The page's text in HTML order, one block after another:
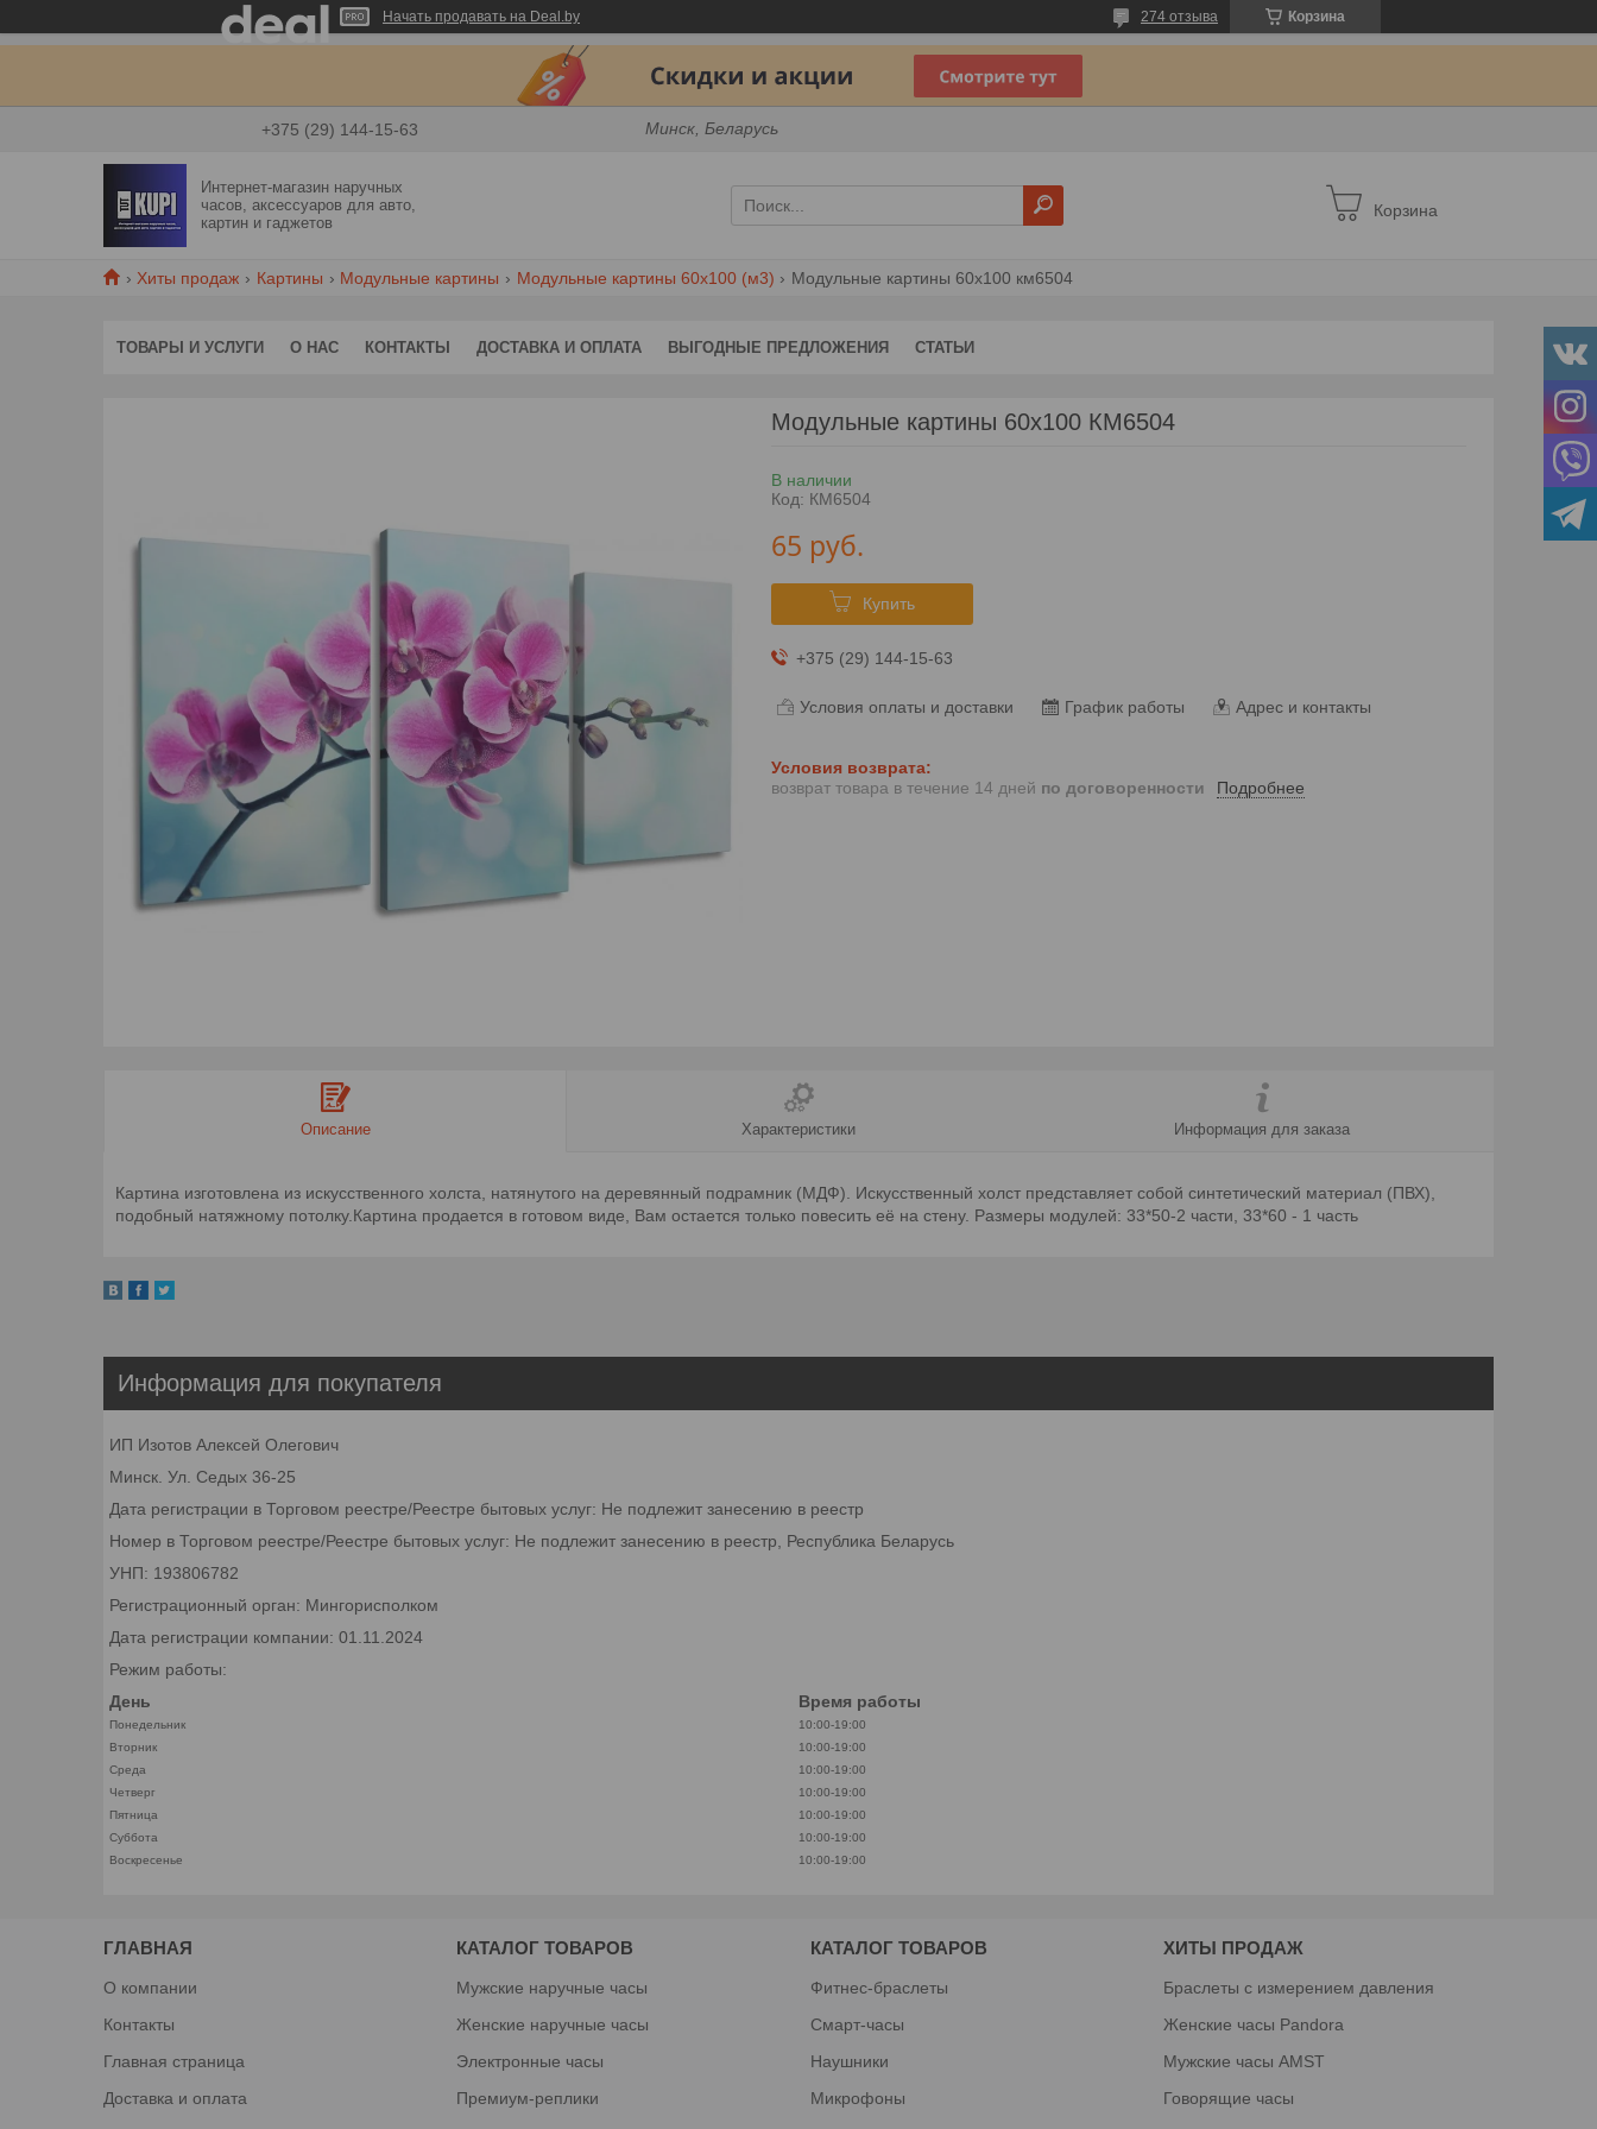
Начать продавать на Deal.by Корзина
274 отзыва
+375 (29) 144-15-63 Минск, Беларусь
Интернет-магазин наручных
часов, аксессуаров для авто,
картин и гаджетов
Корзина
Хиты продаж Картины Модульные картины Модульные картины 60x100 (м3) Модульные картины 60x100 км6504
ТОВАРЫ И УСЛУГИ О НАС КОНТАКТЫ ДОСТАВКА И ОПЛАТА ВЫГОДНЫЕ ПРЕДЛОЖЕНИЯ СТАТЬИ
Модульные картины 60x100 КМ6504
В наличии
Код: КМ6504
65 руб.
Купить
+375 (29) 144-15-63
Условия оплаты и доставки График работы Адрес и контакты
возврат товара в течение 14 дней по договоренности Подробнее
Описание Характеристики Информация для заказа
Картина изготовлена из искусственного холста, натянутого на деревянный подрамник (МДФ). Искусственный холст представляет собой синтетический материал (ПВХ),
подобный натяжному потолку.Картина продается в готовом виде, Вам остается только повесить её на стену. Размеры модулей: 33*50-2 части, 33*60 - 1 часть
Информация для покупателя
ИП Изотов Алексей Олегович
Минск. Ул. Седых 36-25
Дата регистрации в Торговом реестре/Реестре бытовых услуг: Не подлежит занесению в реестр
Номер в Торговом реестре/Реестре бытовых услуг: Не подлежит занесению в реестр, Республика Беларусь
УНП: 193806782
Регистрационный орган: Мингорисполком
Дата регистрации компании: 01.11.2024
Режим работы:
День
Время работы
Понедельник
10:00-19:00
Вторник
10:00-19:00
Среда
10:00-19:00
Четверг
10:00-19:00
Пятница
10:00-19:00
Суббота
10:00-19:00
Воскресенье
10:00-19:00
ГЛАВНАЯ
О компании
Контакты
Главная страница
Доставка и оплата
КАТАЛОГ ТОВАРОВ
Мужские наручные часы
Женские наручные часы
Электронные часы
Премиум-реплики
КАТАЛОГ ТОВАРОВ
Фитнес-браслеты
Смарт-часы
Наушники
Микрофоны
ХИТЫ ПРОДАЖ
Браслеты с измерением давления
Женские часы Pandora
Мужские часы AMST
Говорящие часы